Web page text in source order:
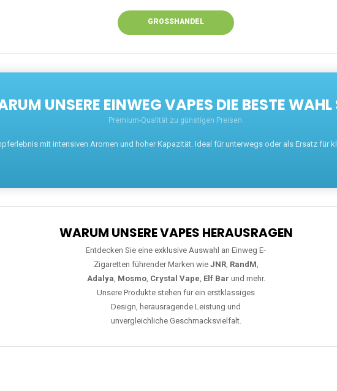
GROSSHANDEL
UNSERE EINWEG VAPES DIE BESTE WAHL
Premium-Qualität zu günstigen Preisen.
mit intensiven Aromen und hoher Kapazität. Ideal für unterwegs oder als Ersatz für
WARUM UNSERE VAPES HERAUSRAGEN
Entdecken Sie eine exklusive Auswahl an Einweg E-
Zigaretten führender Marken wie JNR, RandM,
Adalya, Mosmo, Crystal Vape, Elf Bar und mehr.
Unsere Produkte stehen für ein erstklassiges
Design, herausragende Leistung und
unvergleichliche Geschmacksvielfalt.